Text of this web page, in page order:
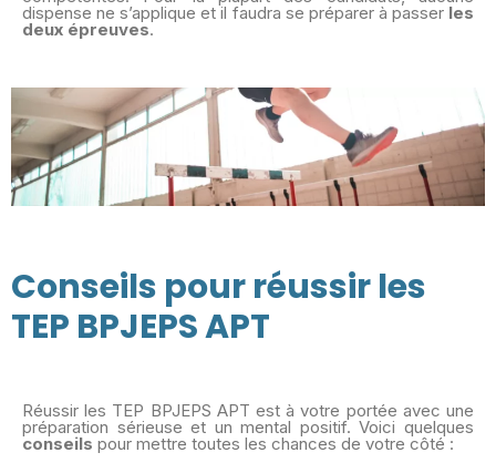
dispense ne s’applique et il faudra se préparer à passer les
deux épreuves.
Conseils pour réussir les
TEP BPJEPS APT
Réussir les TEP BPJEPS APT est à votre portée avec une
préparation sérieuse et un mental positif. Voici quelques
conseils pour mettre toutes les chances de votre côté :